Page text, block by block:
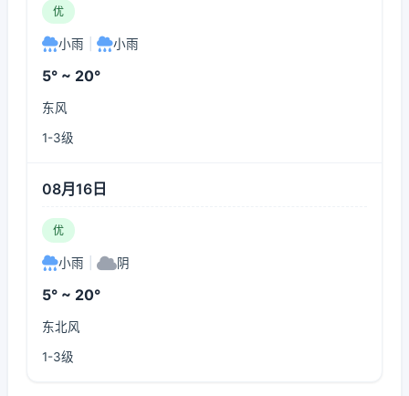
优
小雨 小雨
5° ~ 20°
东风
1-3级
08月16日
优
小雨 阴
5° ~ 20°
东北风
1-3级